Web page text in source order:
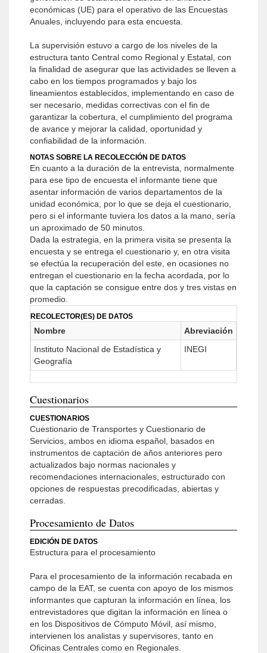
económicas (UE) para el operativo de las Encuestas
Anuales, incluyendo para esta encuesta.
La supervisión estuvo a cargo de los niveles de la
estructura tanto Central como Regional y Estatal, con
la finalidad de asegurar que las actividades se lleven a
cabo en los tiempos programados y bajo los
lineamientos establecidos, implementando en caso de
ser necesario, medidas correctivas con el fin de
garantizar la cobertura, el cumplimiento del programa
de avance y mejorar la calidad, oportunidad y
confiabilidad de la información.
NOTAS SOBRE LA RECOLECCIÓN DE DATOS
En cuanto a la duración de la entrevista, normalmente
para ese tipo de encuesta el informante tiene que
asentar información de varios departamentos de la
unidad económica, por lo que se deja el cuestionario,
pero si el informante tuviera los datos a la mano, sería
un aproximado de 50 minutos.
Dada la estrategia, en la primera visita se presenta la
encuesta y se entrega el cuestionario y, en otra visita
se efectúa la recuperación del este, en ocasiones no
entregan el cuestionario en la fecha acordada, por lo
que la captación se consigue entre dos y tres vistas en
promedio.
RECOLECTOR(ES) DE DATOS
Nombre
Abreviación
Instituto Nacional de Estadística y
Geografía
INEGI
Cuestionarios
CUESTIONARIOS
Cuestionario de Transportes y Cuestionario de
Servicios, ambos en idioma español, basados en
instrumentos de captación de años anteriores pero
actualizados bajo normas nacionales y
recomendaciones internacionales, estructurado con
opciones de respuestas precodificadas, abiertas y
cerradas.
Procesamiento de Datos
EDICIÓN DE DATOS
Estructura para el procesamiento
Para el procesamiento de la información recabada en
campo de la EAT, se cuenta con apoyo de los mismos
informantes que capturan la información en línea, los
entrevistadores que digitan la información en línea o
en los Dispositivos de Cómputo Móvil, así mismo,
intervienen los analistas y supervisores, tanto en
Oficinas Centrales como en Regionales.